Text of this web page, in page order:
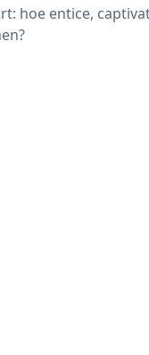
hoe entice,